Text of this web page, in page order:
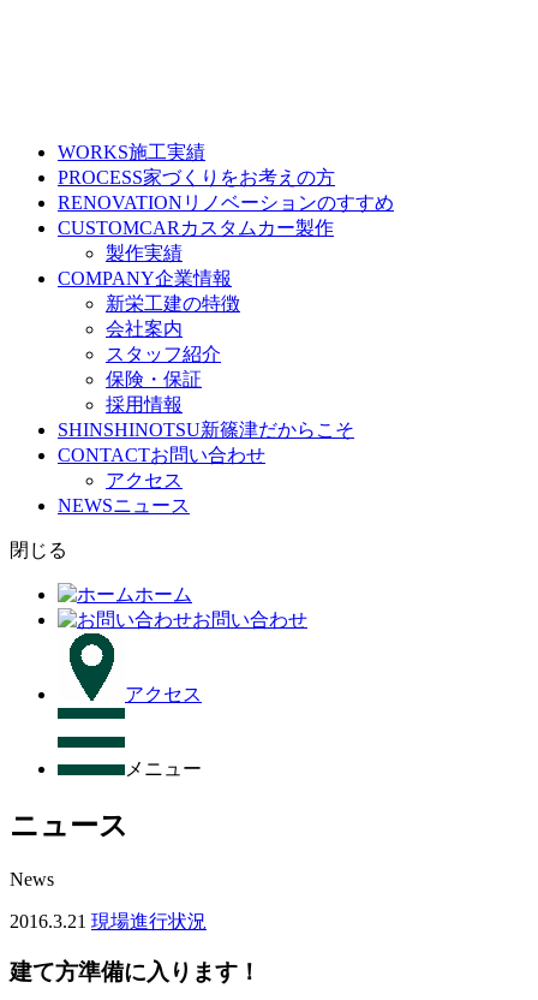
WORKS施工実績
PROCESS家づくりをお考えの方
RENOVATION リノベーションのすすめ
CUSTOMCAR カスタムカー製作
製作実績
COMPANY企業情報
新栄工建の特徴
会社案内
スタッフ紹介
保険・保証
採用情報
SHINSHINOTSU新篠津だからこそ
CONTACTお問い合わせ
アクセス
NEWSニュース
閉じる
ホーム
お問い合わせ
アクセス
メニュー
ニュース
News
2016.3.21 現場進行状況
建て方準備に入ります！